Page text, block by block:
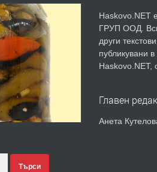
Търси
Haskovo.NET
ГРУП ООД.
други
публикувани
Haskovo.NET,
Главен
Анета